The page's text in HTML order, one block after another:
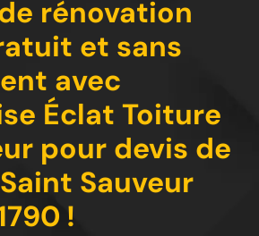
rénovation
et sans
avec
Éclat Toiture
pour devis de
Sauveur
!